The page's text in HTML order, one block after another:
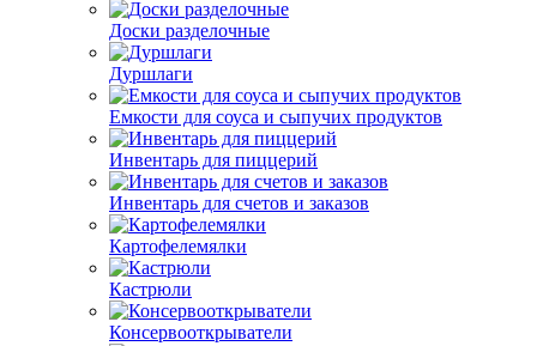
Доски разделочные
Дуршлаги
Емкости для соуса и сыпучих продуктов
Инвентарь для пиццерий
Инвентарь для счетов и заказов
Картофелемялки
Кастрюли
Консервооткрыватели